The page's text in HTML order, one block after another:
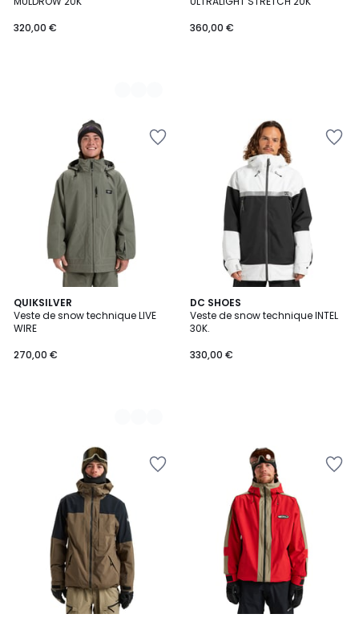
320,00 €
360,00 €
QUIKSILVER
Veste de snow technique LIVE
WIRE
270,00 €
2
Couleurs
DC SHOES
Veste de snow technique INTEL
30K.
330,00 €